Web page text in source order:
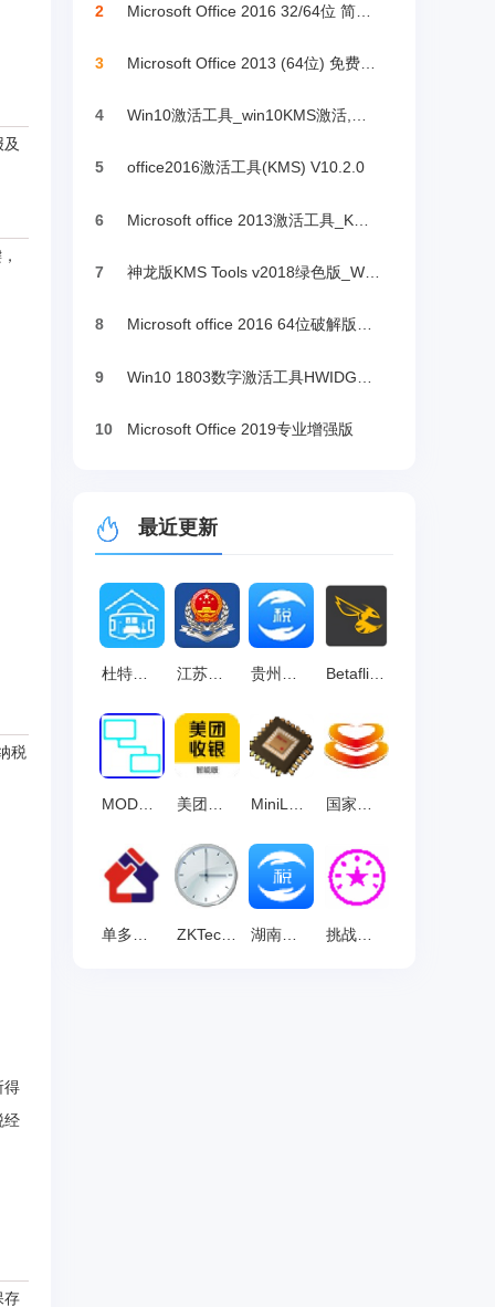
税
得
经
存
2
3
4
5 office2016激活工具(KMS) V10.2.0
6
7
8 Microsoft office 2016 64位破解版下载
9
10 Microsoft Office 2019专业增强版
最近更新
江苏国税电子税务局 官方版 v10.07.0002 Betaflight Configurator 最新版 v10.4.1
ZKTeco考勤管理系统 官方版 v5.0 挑战电子印章系统 V2010SDF版